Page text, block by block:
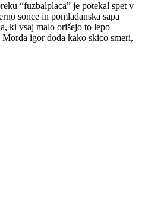
“fuzbalplaca” je potekal spet v
sonce in pomladanska sapa
ki vsaj malo orišejo to lepo
igor doda kako skico smeri,